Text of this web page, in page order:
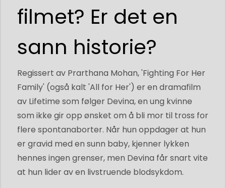
filmet? Er det en
sann historie?
Regissert av Prarthana Mohan, 'Fighting For Her
Family' (også kalt 'All for Her') er en dramafilm
av Lifetime som følger Devina, en ung kvinne
som ikke gir opp ønsket om å bli mor til tross for
flere spontanaborter. Når hun oppdager at hun
er gravid med en sunn baby, kjenner lykken
hennes ingen grenser, men Devina får snart vite
at hun lider av en livstruende blodsykdom.